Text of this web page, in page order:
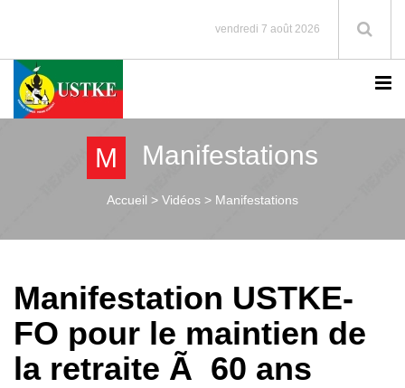
vendredi 7 août 2026
M Manifestations
Accueil > Vidéos > Manifestations
Manifestation USTKE-
FO pour le maintien de
la retraite Ã 60 ans